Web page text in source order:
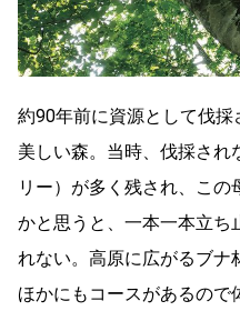
約90年前に資源として伐
美しい森。当時、伐採され
リー）が多く残され、こ
かと思うと、一本一本立ち
れない。高原に広がるブナ
ほかにもコースがあるので